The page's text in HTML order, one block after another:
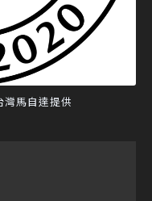
馬自達提供